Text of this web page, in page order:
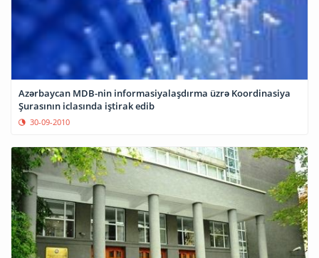
Azərbaycan MDB-nin informasiyalaşdırma üzrə Koordinasiya
Şurasının iclasında iştirak edib
30-09-2010